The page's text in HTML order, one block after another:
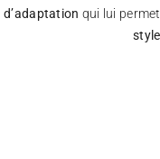
d’adaptation qui lui